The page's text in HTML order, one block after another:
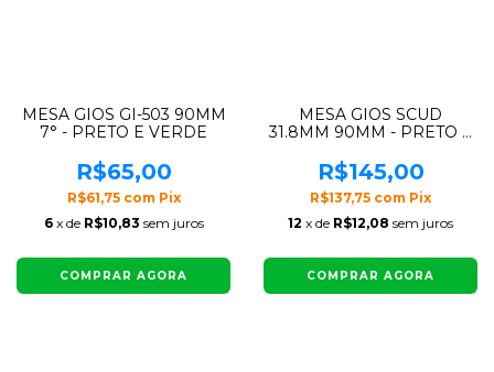
MESA GIOS GI-503 90MM
7° - PRETO E VERDE
R$65,00
R$61,75 com Pix
6 x de R$10,83 sem juros
COMPRAR AGORA
MESA GIOS SCUD
31.8MM 90MM - PRETO E
R$145,00
R$137,75 com Pix
12 x de R$12,08 sem juros
COMPRAR AGORA